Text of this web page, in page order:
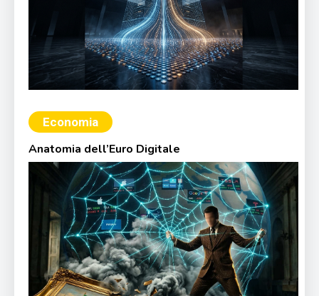
Economia
Anatomia dell’Euro Digitale